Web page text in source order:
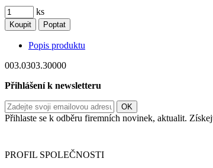
ks
Koupit Poptat
Popis produktu
003.0303.30000
Přihlášení k newsletteru
Přihlaste se k odběru firemních novinek, aktualit.
PROFIL SPOLEČNOSTI